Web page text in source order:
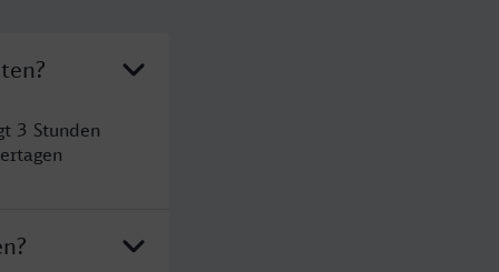
3 Stunden